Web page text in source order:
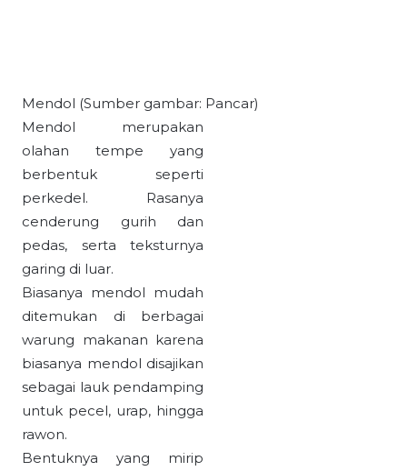
Mendol (Sumber gambar: Pancar)
Mendol merupakan
olahan tempe yang
berbentuk seperti
perkedel. Rasanya
cenderung gurih dan
pedas, serta teksturnya
garing di luar.
Biasanya mendol mudah
ditemukan di berbagai
warung makanan karena
biasanya mendol disajikan
sebagai lauk pendamping
untuk pecel, urap, hingga
rawon.
Bentuknya yang mirip